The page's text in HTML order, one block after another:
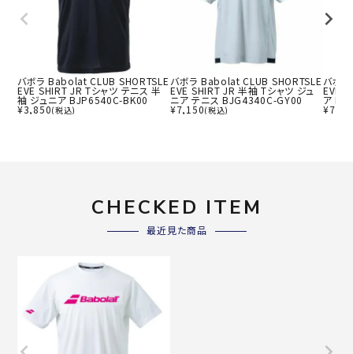
バボラ Babolat CLUB SHORTSLE
EVE SHIRT JR Tシャツ テニス 半
袖 ジュニア BJP6540C-BK00
¥3,850(税込)
バボラ Babolat CLUB SHORTSLE
EVE SHIRT JR 半袖 Tシャツ ジュ
ニア テニス BJG4340C-GY00
¥7,150(税込)
バボ
EVE
ア
¥
CHECKED ITEM
最近見た商品